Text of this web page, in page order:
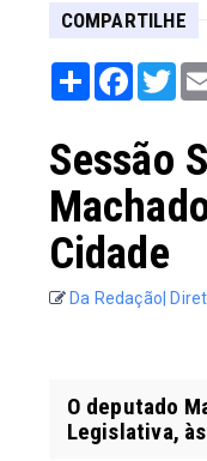
COMPARTILHE
Share
Sessão
Cidade
Da Redação|
O deputado
Legislativa,